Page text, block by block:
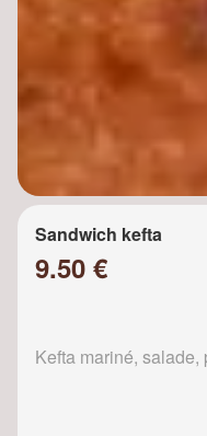
Sandwich kefta
9.50 €
Kefta mariné,